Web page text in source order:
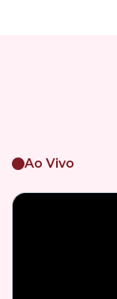
Ao Vivo